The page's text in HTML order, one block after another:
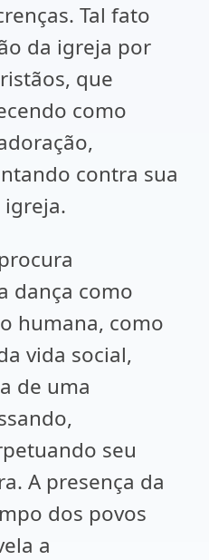
Tal fato
da igreja por
que
como
contra sua
dança como
humana, como
vida social,
de uma
seu
A presença da
dos povos
a